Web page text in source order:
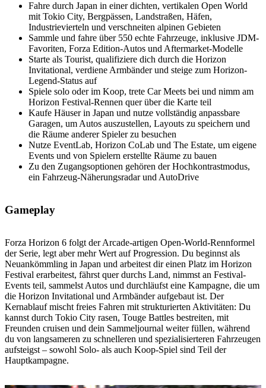
Fahre durch Japan in einer dichten, vertikalen Open World
mit Tokio City, Bergpässen, Landstraßen, Häfen,
Industrievierteln und verschneiten alpinen Gebieten
Sammle und fahre über 550 echte Fahrzeuge, inklusive JDM-
Favoriten, Forza Edition-Autos und Aftermarket-Modelle
Starte als Tourist, qualifiziere dich durch die Horizon
Invitational, verdiene Armbänder und steige zum Horizon-
Legend-Status auf
Spiele solo oder im Koop, trete Car Meets bei und nimm am
Horizon Festival-Rennen quer über die Karte teil
Kaufe Häuser in Japan und nutze vollständig anpassbare
Garagen, um Autos auszustellen, Layouts zu speichern und
die Räume anderer Spieler zu besuchen
Nutze EventLab, Horizon CoLab und The Estate, um eigene
Events und von Spielern erstellte Räume zu bauen
Zu den Zugangsoptionen gehören der Hochkontrastmodus,
ein Fahrzeug-Näherungsradar und AutoDrive
Gameplay
Forza Horizon 6 folgt der Arcade-artigen Open-World-Rennformel
der Serie, legt aber mehr Wert auf Progression. Du beginnst als
Neuankömmling in Japan und arbeitest dir einen Platz im Horizon
Festival erarbeitest, fährst quer durchs Land, nimmst an Festival-
Events teil, sammelst Autos und durchläufst eine Kampagne, die um
die Horizon Invitational und Armbänder aufgebaut ist. Der
Kernablauf mischt freies Fahren mit strukturierten Aktivitäten: Du
kannst durch Tokio City rasen, Touge Battles bestreiten, mit
Freunden cruisen und dein Sammeljournal weiter füllen, während
du von langsameren zu schnelleren und spezialisierteren Fahrzeugen
aufsteigst – sowohl Solo- als auch Koop-Spiel sind Teil der
Hauptkampagne.